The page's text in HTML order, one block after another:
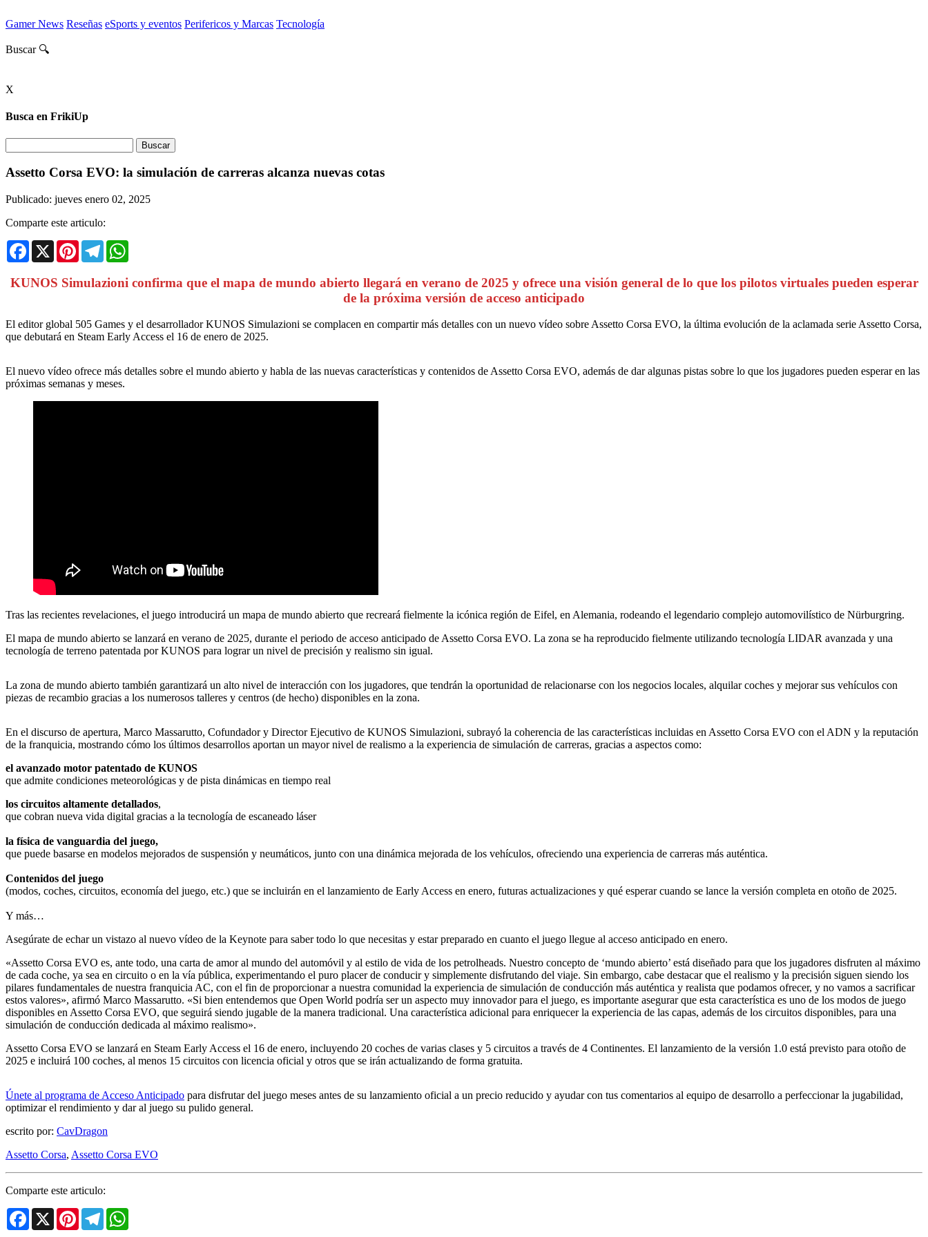
Gamer News Reseñas eSports y eventos Perifericos y Marcas Tecnología
Buscar 🔍
X
Busca en FrikiUp
Assetto Corsa EVO: la simulación de carreras alcanza nuevas cotas
Publicado: jueves enero 02, 2025
Comparte este articulo:
Facebook
X PinterestTelegram
KUNOS Simulazioni confirma que el mapa de mundo abierto llegará en verano de 2025 y ofrece una visión general de lo que los pilotos virtuales pueden esperar
de la próxima versión de acceso anticipado
El editor global 505 Games y el desarrollador KUNOS Simulazioni se complacen en compartir más detalles con un nuevo vídeo sobre Assetto Corsa EVO, la última evolución de la aclamada serie Assetto Corsa,
que debutará en Steam Early Access el 16 de enero de 2025.
El nuevo vídeo ofrece más detalles sobre el mundo abierto y habla de las nuevas características y contenidos de Assetto Corsa EVO, además de dar algunas pistas sobre lo que los jugadores pueden esperar en las
próximas semanas y meses.
Tras las recientes revelaciones, el juego introducirá un mapa de mundo abierto que recreará fielmente la icónica región de Eifel, en Alemania, rodeando el legendario complejo automovilístico de Nürburgring.
El mapa de mundo abierto se lanzará en verano de 2025, durante el periodo de acceso anticipado de Assetto Corsa EVO. La zona se ha reproducido fielmente utilizando tecnología LIDAR avanzada y una
tecnología de terreno patentada por KUNOS para lograr un nivel de precisión y realismo sin igual.
La zona de mundo abierto también garantizará un alto nivel de interacción con los jugadores, que tendrán la oportunidad de relacionarse con los negocios locales, alquilar coches y mejorar sus vehículos con
piezas de recambio gracias a los numerosos talleres y centros (de hecho) disponibles en la zona.
En el discurso de apertura, Marco Massarutto, Cofundador y Director Ejecutivo de KUNOS Simulazioni, subrayó la coherencia de las características incluidas en Assetto Corsa EVO con el ADN y la reputación
de la franquicia, mostrando cómo los últimos desarrollos aportan un mayor nivel de realismo a la experiencia de simulación de carreras, gracias a aspectos como:
el avanzado motor patentado de KUNOS
que admite condiciones meteorológicas y de pista dinámicas en tiempo real
los circuitos altamente detallados,
que cobran nueva vida digital gracias a la tecnología de escaneado láser
la física de vanguardia del juego,
que puede basarse en modelos mejorados de suspensión y neumáticos, junto con una dinámica mejorada de los vehículos, ofreciendo una experiencia de carreras más auténtica.
Contenidos del juego
(modos, coches, circuitos, economía del juego, etc.) que se incluirán en el lanzamiento de Early Access en enero, futuras actualizaciones y qué esperar cuando se lance la versión completa en otoño de 2025.
Y más…
Asegúrate de echar un vistazo al nuevo vídeo de la Keynote para saber todo lo que necesitas y estar preparado en cuanto el juego llegue al acceso anticipado en enero.
«Assetto Corsa EVO es, ante todo, una carta de amor al mundo del automóvil y al estilo de vida de los petrolheads. Nuestro concepto de ‘mundo abierto’ está diseñado para que los jugadores disfruten al máximo
de cada coche, ya sea en circuito o en la vía pública, experimentando el puro placer de conducir y simplemente disfrutando del viaje. Sin embargo, cabe destacar que el realismo y la precisión siguen siendo los
pilares fundamentales de nuestra franquicia AC, con el fin de proporcionar a nuestra comunidad la experiencia de simulación de conducción más auténtica y realista que podamos ofrecer, y no vamos a sacrificar
estos valores», afirmó Marco Massarutto. «Si bien entendemos que Open World podría ser un aspecto muy innovador para el juego, es importante asegurar que esta característica es uno de los modos de juego
disponibles en Assetto Corsa EVO, que seguirá siendo jugable de la manera tradicional. Una característica adicional para enriquecer la experiencia de las capas, además de los circuitos disponibles, para una
simulación de conducción dedicada al máximo realismo».
Assetto Corsa EVO se lanzará en Steam Early Access el 16 de enero, incluyendo 20 coches de varias clases y 5 circuitos a través de 4 Continentes. El lanzamiento de la versión 1.0 está previsto para otoño de
2025 e incluirá 100 coches, al menos 15 circuitos con licencia oficial y otros que se irán actualizando de forma gratuita.
Únete al programa de Acceso Anticipado para disfrutar del juego meses antes de su lanzamiento oficial a un precio reducido y ayudar con tus comentarios al equipo de desarrollo a perfeccionar la jugabilidad,
optimizar el rendimiento y dar al juego su pulido general.
escrito por: CavDragon
Assetto Corsa, Assetto Corsa EVO
Comparte este articulo:
Facebook
X PinterestTelegram